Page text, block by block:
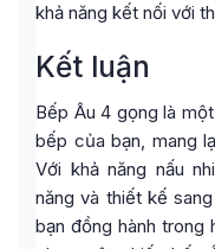
khả năng kết nối với
Kết luận
Bếp Âu 4 gọng là
bếp của bạn, mang
Với khả năng nấu
năng và thiết kế
bạn đồng hành trong